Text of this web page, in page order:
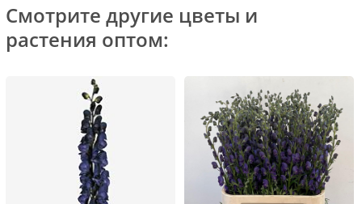
Смотрите другие цветы и
растения оптом: